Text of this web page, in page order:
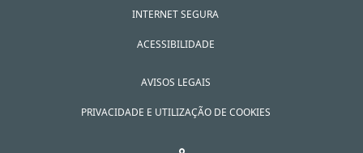
INTERNET SEGURA
ACESSIBILIDADE
AVISOS LEGAIS
PRIVACIDADE E UTILIZAÇÃO DE COOKIES